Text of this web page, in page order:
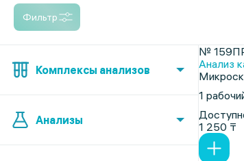
Фильтр
Комплексы анализов
Анализы
№
Анализ
1
1 250 ₸